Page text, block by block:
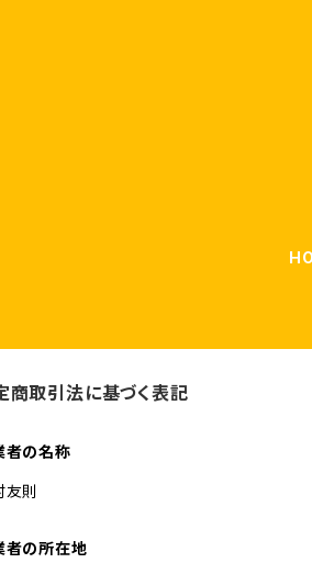
商取引法に基づく表記
者の名称
友則
者の所在地